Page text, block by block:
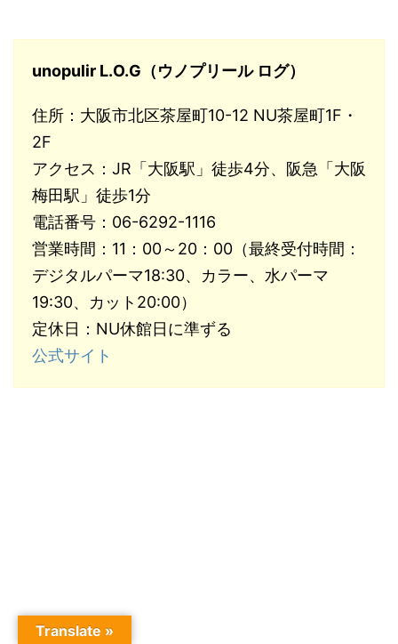
unopulir L.O.G（ウノプリール ログ）
住所：大阪市北区茶屋町10-12 NU茶屋町1F・
2F
アクセス：JR「大阪駅」徒歩4分、阪急「大阪
梅田駅」徒歩1分
電話番号：06-6292-1116
営業時間：11：00～20：00（最終受付時間：
デジタルパーマ18:30、カラー、水パーマ
19:30、カット20:00）
定休日：NU休館日に準ずる
公式サイト
Translate »